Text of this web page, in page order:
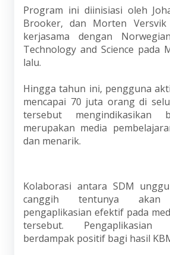
Program ini diinisiasi oleh
Brooker, dan Morten
kerjasama dengan
Technology and Science pada
lalu.
Hingga tahun ini, pengguna
mencapai 70 juta orang di
tersebut mengindikasikan
merupakan media
dan menarik.
Kolaborasi antara SDM
canggih tentunya akan
pengaplikasian efektif pada
tersebut.
berdampak positif bagi hasil